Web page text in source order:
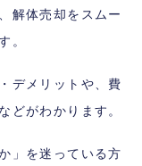
解体売却をスムー
。
デメリットや、費
どがわかります。
」を迷っている方